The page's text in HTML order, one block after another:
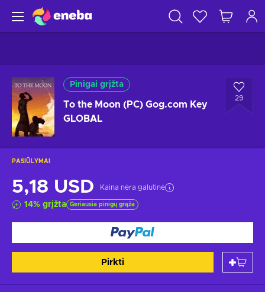
Pinigai grįžta
To the Moon (PC) Gog.com Key
GLOBAL
29
PASIŪLYMAI
5,18 USD Kaina nėra galutinė
14% grįžta Geriausia pinigų grąža
Pirkti